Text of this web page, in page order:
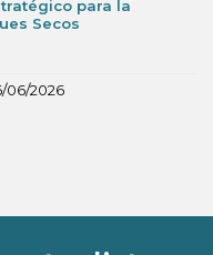
para la
Secos
06/2026